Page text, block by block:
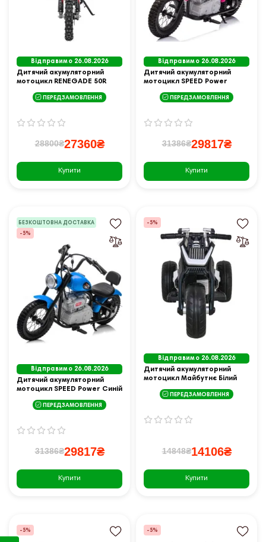
Відправимо 26.08.2026
Дитячий акумуляторний
мотоцикл RENEGADE 50R
ПЕРЕДЗАМОВЛЕННЯ
28800₴27360₴
Купити
Відправимо 26.08.2026
Дитячий акумуляторний
мотоцикл SPEED Power
ПЕРЕДЗАМОВЛЕННЯ
31386₴29817₴
Купити
БЕЗКОШТОВНА ДОСТАВКА
-5%
Відправимо 26.08.2026
Дитячий акумуляторний
мотоцикл SPEED Power Синій
ПЕРЕДЗАМОВЛЕННЯ
31386₴29817₴
Купити
-5%
Відправимо 26.08.2026
Дитячий акумуляторний
мотоцикл Майбутнє Білий
ПЕРЕДЗАМОВЛЕННЯ
14848₴14106₴
Купити
-5% -5%